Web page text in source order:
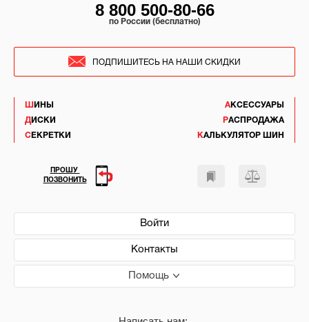
ШИНЫ
ДИСКИ
СЕКРЕТКИ
АКСЕССУАРЫ
РАСПРОДАЖА
КАЛЬКУЛЯТОР ШИН
Войти
Контакты
Помощь
8 800 500-80-66
по России (бесплатно)
ПОДПИШИТЕСЬ НА НАШИ СКИДКИ
ПРОШУ
ПОЗВОНИТЬ